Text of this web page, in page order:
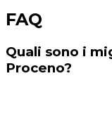
FAQ
Quali sono i
Proceno?